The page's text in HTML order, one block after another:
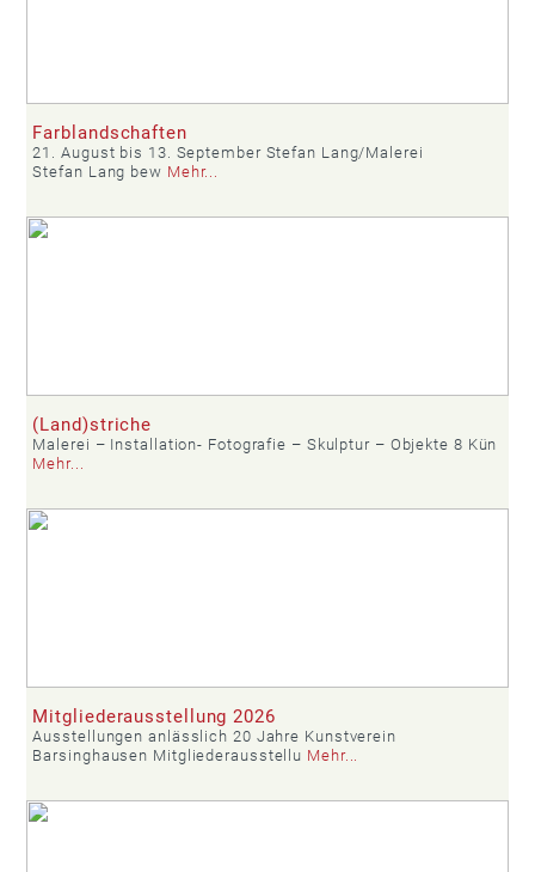
Farblandschaften
21. August bis 13. September Stefan Lang/Malerei
Stefan Lang bew Mehr...
(Land)striche
Malerei – Installation- Fotografie – Skulptur – Objekte 8 Kün
Mehr...
Mitgliederausstellung 2026
Ausstellungen anlässlich 20 Jahre Kunstverein
Barsinghausen Mitgliederausstellu Mehr...